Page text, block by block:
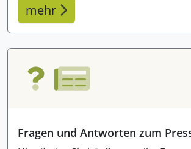
mehr
Fragen und Antworten zum